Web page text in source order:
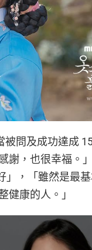
被問及成功達成
謝，也很幸福。
」，「雖然是最
健康的人。」